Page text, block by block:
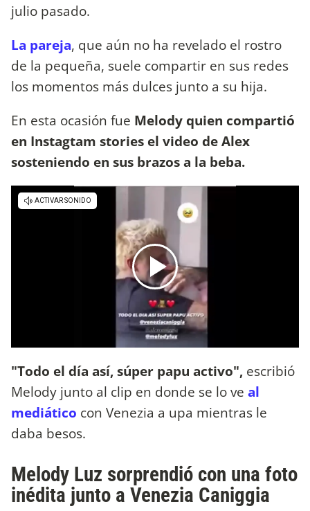
julio pasado.
La pareja, que aún no ha revelado el rostro
de la pequeña, suele compartir en sus redes
los momentos más dulces junto a su hija.
En esta ocasión fue Melody quien compartió
en Instagtam stories el video de Alex
sosteniendo en sus brazos a la beba.
"Todo el día así, súper papu activo", escribió
Melody junto al clip en donde se lo ve al
mediático con Venezia a upa mientras le
daba besos.
Melody Luz sorprendió con una foto
inédita junto a Venezia Caniggia